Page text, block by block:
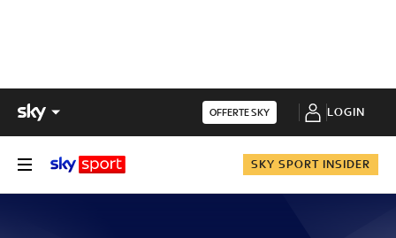
OFFERTE SKY LOGIN
SKY SPORT INSIDER